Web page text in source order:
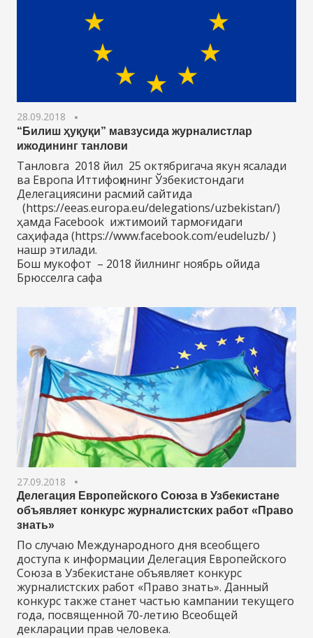
28.09.2018
“Билиш ҳуқуқи” мавзусида журналистлар
ижодининг танлови
Танловга 2018 йил 25 октябригача якун ясалади
ва Европа Иттифоқининг Ўзбекистондаги
Делегациясини расмий сайтида
(https://eeas.europa.eu/delegations/uzbekistan/)
ҳамда Facebook ижтимоий тармоғидаги
саҳифада (https://www.facebook.com/eudeluzb/ )
нашр этилади.
Бош мукофот – 2018 йилнинг ноябрь ойида
Брюсселга сафа
27.09.2018
Делегация Европейского Союза в Узбекистане
объявляет конкурс журналистских работ «Право
знать»
По случаю Международного дня всеобщего
доступа к информации Делегация Европейского
Союза в Узбекистане объявляет конкурс
журналистских работ «Право знать». Данный
конкурс также станет частью кампании текущего
года, посвященной 70-летию Всеобщей
декларации прав человека.